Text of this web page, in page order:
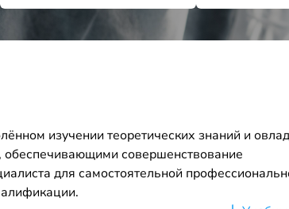
изучении теоретических знаний и
совершенствование
для самостоятельной